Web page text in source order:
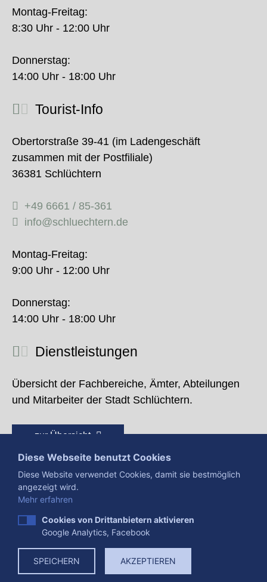
Montag-Freitag:
8:30 Uhr - 12:00 Uhr
Donnerstag:
14:00 Uhr - 18:00 Uhr
Tourist-Info
Obertorstraße 39-41 (im Ladengeschäft
zusammen mit der Postfiliale)
36381 Schlüchtern
+49 6661 / 85-361
info@schluechtern.de
Montag-Freitag:
9:00 Uhr - 12:00 Uhr
Donnerstag:
14:00 Uhr - 18:00 Uhr
Dienstleistungen
Übersicht der Fachbereiche, Ämter, Abteilungen
und Mitarbeiter der Stadt Schlüchtern.
zur Übersicht
Presse Impressum
Datenschutzerklärung
Datenverarbeitung
Cookies
Diese Webseite benutzt Cookies
Diese Website verwendet Cookies, damit sie bestmöglich
angezeigt wird.
Mehr erfahren
Cookies von Drittanbietern aktivieren
Google Analytics, Facebook
SPEICHERN AKZEPTIEREN